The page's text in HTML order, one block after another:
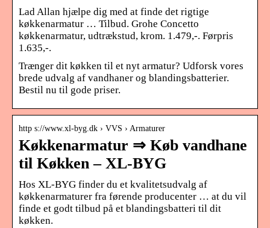
Lad Allan hjælpe dig med at finde det rigtige
køkkenarmatur … Tilbud. Grohe Concetto
køkkenarmatur, udtrækstud, krom. 1.479,-. Førpris
1.635,-.
Trænger dit køkken til et nyt armatur? Udforsk vores
brede udvalg af vandhaner og blandingsbatterier.
Bestil nu til gode priser.
http s://www.xl-byg.dk › VVS › Armaturer
Køkkenarmatur ⇒ Køb vandhane
til Køkken – XL-BYG
Hos XL-BYG finder du et kvalitetsudvalg af
køkkenarmaturer fra førende producenter … at du vil
finde et godt tilbud på et blandingsbatteri til dit
køkken.